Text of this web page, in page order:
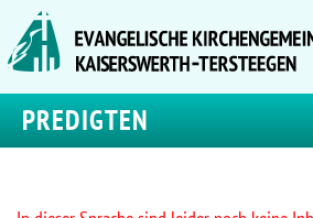
PREDIGTEN